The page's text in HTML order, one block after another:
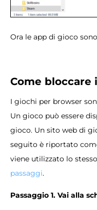
Ora le app di gioco
Come
I giochi per browser
Un gioco può essere
gioco. Un sito web di
seguito è riportato
viene utilizzato lo
passaggi.
Passaggio 1. Vai alla